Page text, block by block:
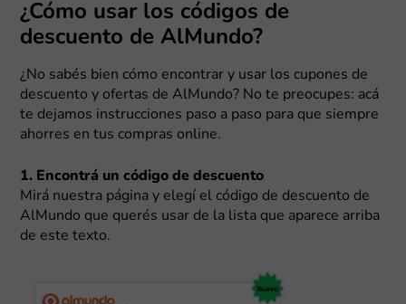
¿Cómo usar los códigos de
descuento de AlMundo?
¿No sabés bien cómo encontrar y usar los cupones de
descuento y ofertas de AlMundo? No te preocupes: acá
te dejamos instrucciones paso a paso para que siempre
ahorres en tus compras online.
1. Encontrá un código de descuento
Mirá nuestra página y elegí el código de descuento de
AlMundo que querés usar de la lista que aparece arriba
de este texto.